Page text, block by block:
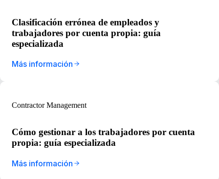
Clasificación errónea de empleados y
trabajadores por cuenta propia: guía
especializada
Más información
Contractor Management
Cómo gestionar a los trabajadores por cuenta
propia: guía especializada
Más información